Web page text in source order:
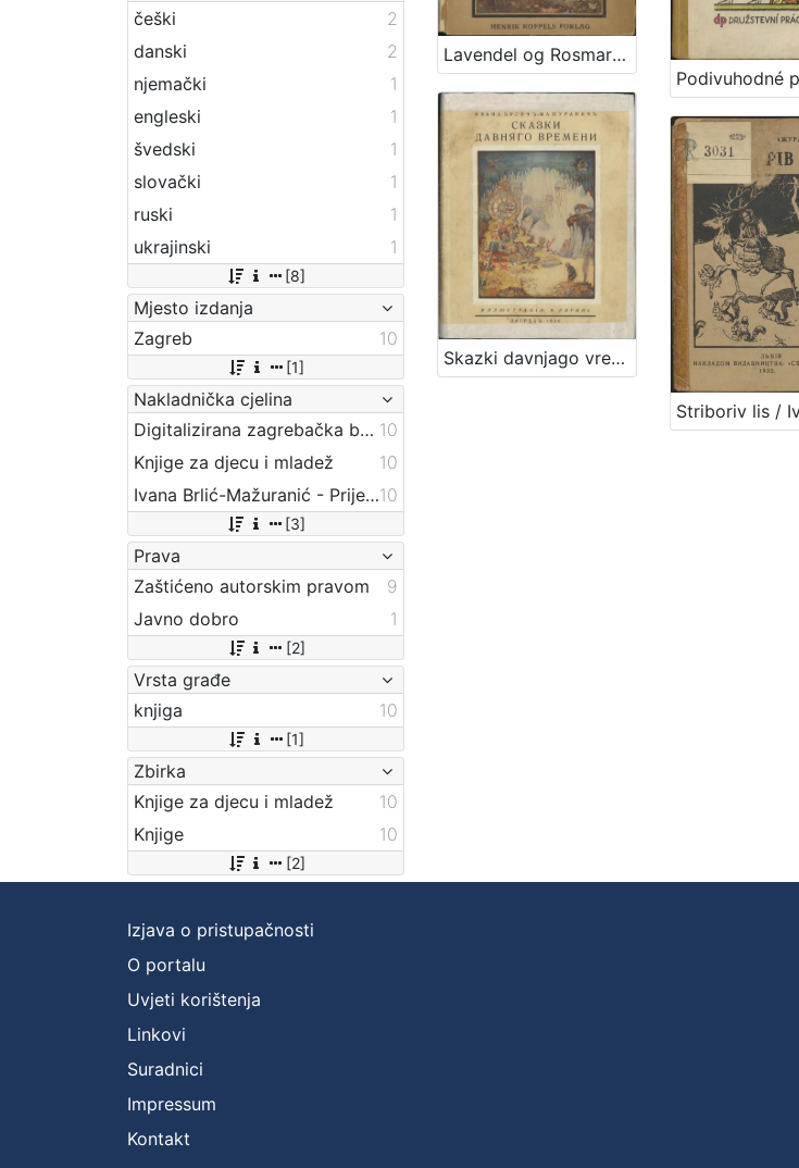
češki
2
danski
2
njemački
1
engleski
1
švedski
1
slovački
1
ruski
1
ukrajinski
1
[8]
Mjesto izdanja
Zagreb
10
[1]
Nakladnička cjelina
Digitalizirana zagrebačka baština 10
Knjige za djecu i mladež
10
Ivana Brlić-Mažuranić - Prijevodi10
[3]
Prava
Zaštićeno autorskim pravom
9
Javno dobro
1
[2]
Vrsta građe
knjiga
10
[1]
Zbirka
Knjige za djecu i mladež
10
Knjige
10
[2]
Lavendel og Rosmarin / Ivana Berlić-Mažuranić ; [autoriseret oversoettelse ved Thorkil Barfod] ; illustrationer af Vladimir Kirin
Skazki davnjago vremeni / Ivana Brlič' - Mažuranič'
Izjava o pristupačnosti
O portalu
Uvjeti korištenja
Linkovi
Suradnici
Impressum
Kontakt